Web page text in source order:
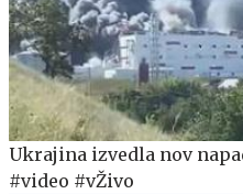
Ukrajina izvedla nov
#video #vŽivo